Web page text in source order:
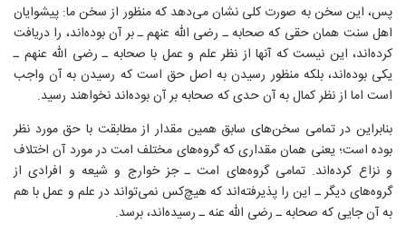
پس، این سخن به صورت کلی نشان می‌دهد که منظور از سخن ما: پیشوایان
اهل سنت همان حقی که صحابه ـ رضی الله عنهم ـ بر آن بوده‌اند، را دریافت
کرده‌اند، این نیست که آنها از نظر علم و عمل با صحابه ـ رضی الله عنهم ـ
یکی بوده‌اند، بلکه منظور رسیدن به اصل حق است که رسیدن به آن واجب
است اما از نظر کمال به آن حدی که صحابه بر آن بوده‌اند نخواهند رسید.
بنابراین در تمامی سخن‌های سابق همین مقدار از مطابقت با حق مورد نظر
بوده است؛ یعنی همان مقداری که گروه‌های مختلف امت در مورد آن اختلاف
و نزاع کرده‌اند. تمامی گروه‌های امت ـ جز خوارج و شیعه و افرادی از
گروه‌های دیگر ـ این را پذیرفته‌اند که هیچ‌کس نمی‌تواند در علم و عمل با هم
به آن جایی که صحابه ـ رضی الله عنه ـ رسیده‌اند، برسد.